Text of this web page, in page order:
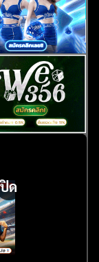
ปิด